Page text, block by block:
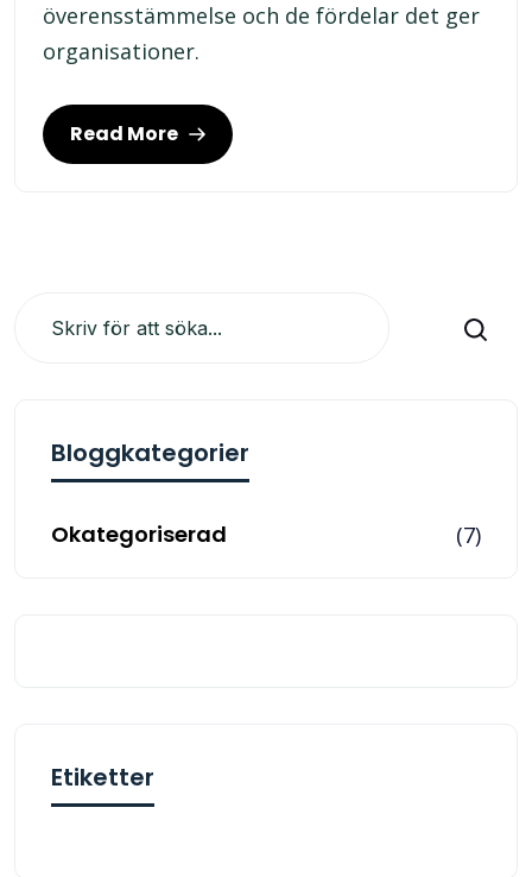
överensstämmelse och de fördelar det ger
organisationer.
Read More
Sök
Bloggkategorier
Okategoriserad (7)
Etiketter